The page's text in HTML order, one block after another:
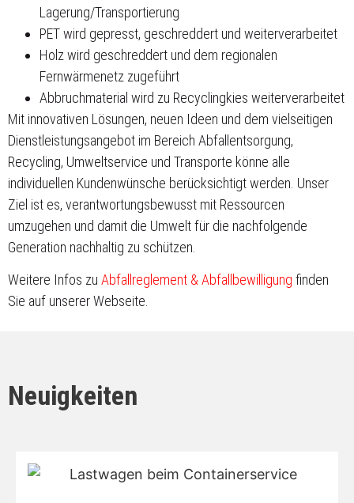
Lagerung/Transportierung
PET wird gepresst, geschreddert und weiterverarbeitet
Holz wird geschreddert und dem regionalen
Fernwärmenetz zugeführt
Abbruchmaterial wird zu Recyclingkies weiterverarbeitet
Mit innovativen Lösungen, neuen Ideen und dem vielseitigen
Dienstleistungsangebot im Bereich Abfallentsorgung,
Recycling, Umweltservice und Transporte könne alle
individuellen Kundenwünsche berücksichtigt werden. Unser
Ziel ist es, verantwortungsbewusst mit Ressourcen
umzugehen und damit die Umwelt für die nachfolgende
Generation nachhaltig zu schützen.
Weitere Infos zu Abfallreglement & Abfallbewilligung finden
Sie auf unserer Webseite.
Neuigkeiten